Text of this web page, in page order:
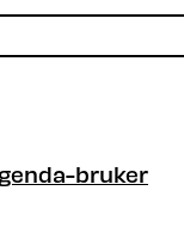
bruker